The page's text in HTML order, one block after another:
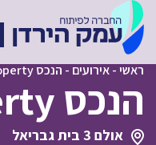
ראשי-אירועים - הנכס The Property
הנכס The Property
אולם 3 בית גבריאל